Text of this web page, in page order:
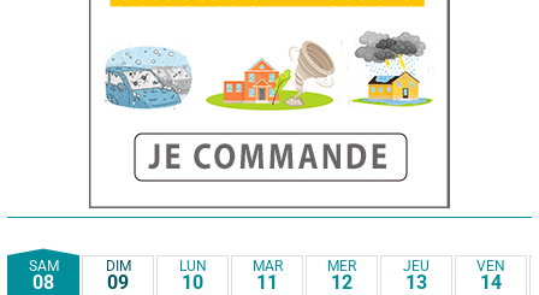
SAM
08
DIM
09
LUN
10
MAR
11
MER
12
JEU
13
VEN
14